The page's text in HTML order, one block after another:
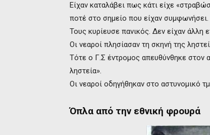
Είχαν καταλάβει πως κάτι είχε
ποτέ στο σημείο που είχαν συμφωνήσει.
Τους κυρίευσε πανικός. Δεν είχαν άλλη
Οι νεαροί πλησίασαν τη σκηνή της
Τότε ο Γ.Σ έντρομος απευθύνθηκε στον
ληστεία».
Οι νεαροί οδηγήθηκαν στο αστυνομικό
Όπλα από την εθνική φρουρά